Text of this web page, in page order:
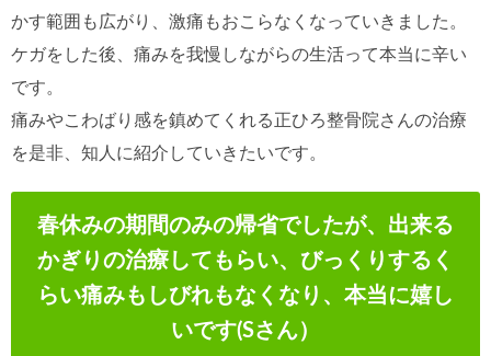
かす範囲も広がり、激痛もおこらなくなっていきました。
ケガをした後、痛みを我慢しながらの生活って本当に辛い
です。
痛みやこわばり感を鎮めてくれる正ひろ整骨院さんの治療
を是非、知人に紹介していきたいです。
春休みの期間のみの帰省でしたが、出来る
かぎりの治療してもらい、びっくりするく
らい痛みもしびれもなくなり、本当に嬉し
いです(Sさん）